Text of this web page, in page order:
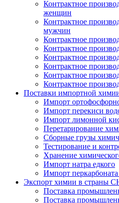
Контрактное
женщин
Контрактное
мужчин
Контрактное
Контрактное
Контрактное
Контрактное
Контрактное
Контрактное
Поставки импортной
Импорт
Импорт перекиси
Импорт лимонной
Перетарирование
Сборные грузы
Тестирование и
Хранение
Импорт натра едкого
Импорт
Экспорт химии в страны
Поставка
Поставка